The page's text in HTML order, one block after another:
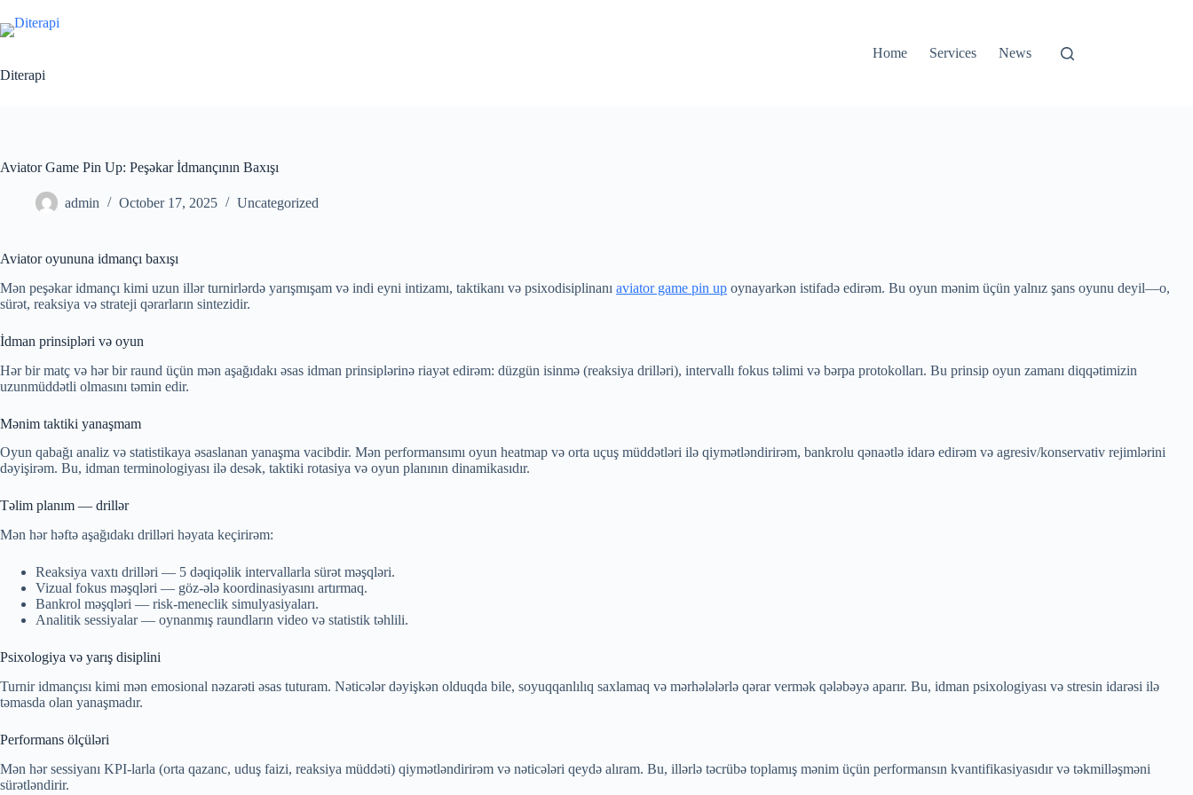
Diterapi
Home Services News
Aviator Game Pin Up: Peşəkar İdmançının Baxışı
admin October 17, 2025 Uncategorized
Aviator oyununa idmançı baxışı
Mən peşəkar idmançı kimi uzun illər turnirlərdə yarışmışam və indi eyni intizamı, taktikanı və psixodisiplinanı aviator game pin up oynayarkən istifadə edirəm. Bu oyun mənim üçün yalnız şans oyunu deyil—o,
sürət, reaksiya və strateji qərarların sintezidir.
İdman prinsipləri və oyun
Hər bir matç və hər bir raund üçün mən aşağıdakı əsas idman prinsiplərinə riayət edirəm: düzgün isinmə (reaksiya drilləri), intervallı fokus təlimi və bərpa protokolları. Bu prinsip oyun zamanı diqqətimizin
uzunmüddətli olmasını təmin edir.
Mənim taktiki yanaşmam
Oyun qabağı analiz və statistikaya əsaslanan yanaşma vacibdir. Mən performansımı oyun heatmap və orta uçuş müddətləri ilə qiymətləndirirəm, bankrolu qənaətlə idarə edirəm və agresiv/konservativ rejimlərini
dəyişirəm. Bu, idman terminologiyası ilə desək, taktiki rotasiya və oyun planının dinamikasıdır.
Təlim planım — drillər
Mən hər həftə aşağıdakı drilləri həyata keçirirəm:
Reaksiya vaxtı drilləri — 5 dəqiqəlik intervallarla sürət məşqləri.
Vizual fokus məşqləri — göz-ələ koordinasiyasını artırmaq.
Bankrol məşqləri — risk-meneclik simulyasiyaları.
Analitik sessiyalar — oynanmış raundların video və statistik təhlili.
Psixologiya və yarış disiplini
Turnir idmançısı kimi mən emosional nəzarəti əsas tuturam. Nəticələr dəyişkən olduqda bile, soyuqqanlılıq saxlamaq və mərhələlərlə qərar vermək qələbəyə aparır. Bu, idman psixologiyası və stresin idarəsi ilə
təmasda olan yanaşmadır.
Performans ölçüləri
Mən hər sessiyanı KPI-larla (orta qazanc, uduş faizi, reaksiya müddəti) qiymətləndirirəm və nəticələri qeydə alıram. Bu, illərlə təcrübə toplamış mənim üçün performansın kvantifikasiyasıdır və təkmilləşməni
sürətləndirir.